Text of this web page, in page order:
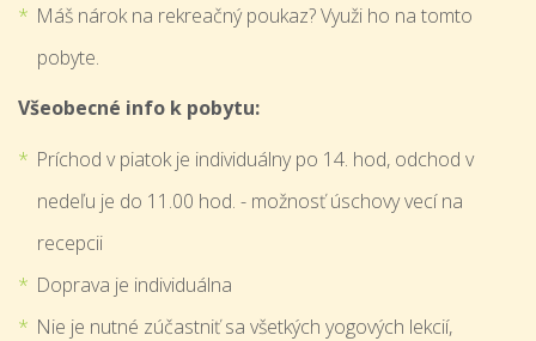
Máš nárok na rekreačný poukaz? Využi ho na tomto
pobyte.
Všeobecné info k pobytu:
Príchod v piatok je individuálny po 14. hod, odchod v
nedeľu je do 11.00 hod. - možnosť úschovy vecí na
recepcii
Doprava je individuálna
Nie je nutné zúčastniť sa všetkých yogových lekcií,